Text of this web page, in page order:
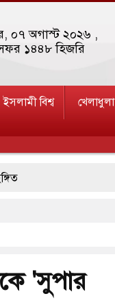
০৭ অগাস্ট ২০২৬ ,
১৪৪৮ হিজরি
ইসলামী বিশ্ব খেলাধুলা
'সুপার